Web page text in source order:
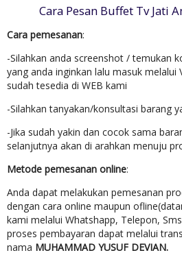
Cara Pesan Buffet Tv Jati
Cara pemesanan:
-Silahkan anda screenshot / temukan
yang anda inginkan lalu masuk melalui
sudah tesedia di WEB kami
-Silahkan tanyakan/konsultasi barang
-Jika sudah yakin dan cocok sama
selanjutnya akan di arahkan menuju
Metode pemesanan online:
Anda dapat melakukan pemesanan
dengan cara online maupun
kami melalui Whatshapp, Telepon,
proses pembayaran dapat melalui
nama MUHAMMAD YUSUF DEVIAN.